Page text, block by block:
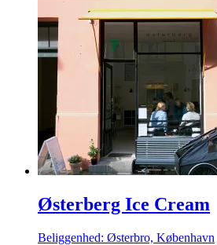
Østerberg Ice Cream
Beliggenhed: Østerbro, København